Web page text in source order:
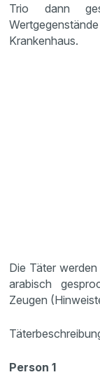
Trio dann
Krankenhaus.
Die Täter
arabisch
Zeugen
Person 1